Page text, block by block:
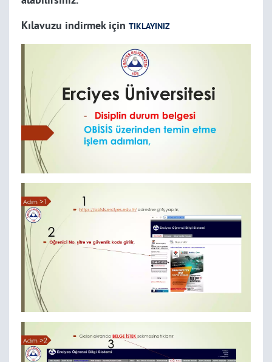
Kılavuzu indirmek için TIKLAYINIZ